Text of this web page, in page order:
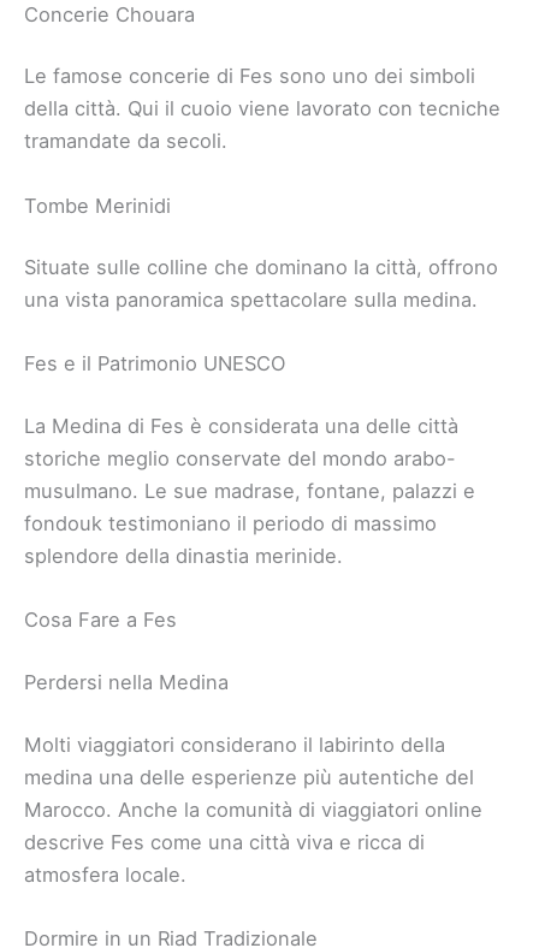
Concerie Chouara
Le famose concerie di Fes sono uno dei simboli
della città. Qui il cuoio viene lavorato con tecniche
tramandate da secoli.
Tombe Merinidi
Situate sulle colline che dominano la città, offrono
una vista panoramica spettacolare sulla medina.
Fes e il Patrimonio UNESCO
La Medina di Fes è considerata una delle città
storiche meglio conservate del mondo arabo-
musulmano. Le sue madrase, fontane, palazzi e
fondouk testimoniano il periodo di massimo
splendore della dinastia merinide.
Cosa Fare a Fes
Perdersi nella Medina
Molti viaggiatori considerano il labirinto della
medina una delle esperienze più autentiche del
Marocco. Anche la comunità di viaggiatori online
descrive Fes come una città viva e ricca di
atmosfera locale.
Dormire in un Riad Tradizionale